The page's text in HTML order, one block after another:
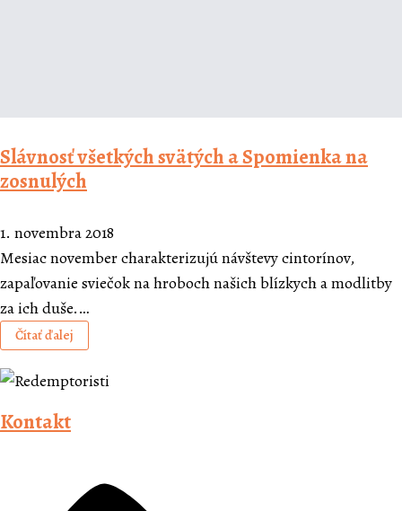
Slávnosť všetkých svätých a Spomienka na
zosnulých
1. novembra 2018
Mesiac november charakterizujú návštevy cintorínov,
zapaľovanie sviečok na hroboch našich blízkych a modlitby
za ich duše.…
Čítať ďalej
Kontakt